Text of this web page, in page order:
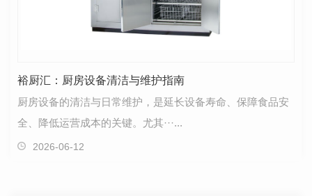
裕厨汇：厨房设备清洁与维护指南
厨房设备的清洁与日常维护，是延长设备寿命、保障食品安
全、降低运营成本的关键。尤其···...
2026-06-12